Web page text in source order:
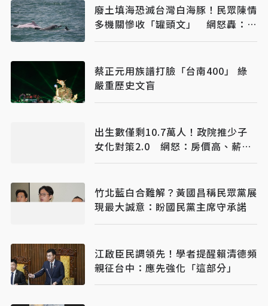
廢土填海恐滅台灣白海豚！民眾陳情
多機關慘收「罐頭文」 網怒轟：骯
髒政府
蔡正元用族譜打臉「台南400」 綠
嚴重歷史文盲
出生數僅剩10.7萬人！政院推少子
女化對策2.0 網怒：房價高、薪水
低
竹北藍白合難解？黃國昌稱民眾黨展
現最大誠意：盼國民黨主席守承諾
江啟臣民調領先！學者提醒賴清德頻
親征台中：應先強化「這部分」